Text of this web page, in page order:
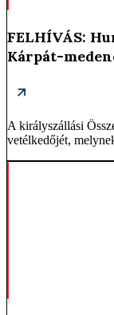
FELHÍVÁS:
Kárpát-
A királyszállási
vetélkedőjét,